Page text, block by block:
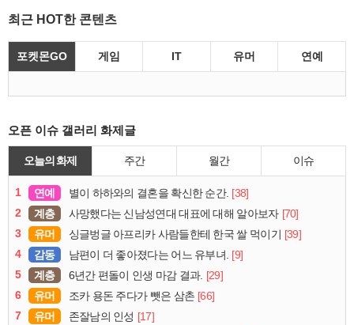
최근 HOT한 콘텐츠
포켓몬GO 게임 IT 유머 연예
오픈 이슈 갤러리 화제글
오늘의 화제 주간 월간 이슈
1 연예 별이 하하와의 결혼을 확신한 순간. [38]
2
계층 사망했다는 신남성연대 대표에 대해 알아보자 [70]
3
유머 싱글벙글 아프리카 사람들한테 한국 쌀 먹이기 [39]
4
감동 남편이 더 좋아졌다는 어느 유부녀. [9]
5
계층 6년간 편돌이 인생 마감 결과. [29]
6
유머 조카 용돈 주다가 뺏은 삼촌 [66]
7
유머 존잘남의 인성 [17]